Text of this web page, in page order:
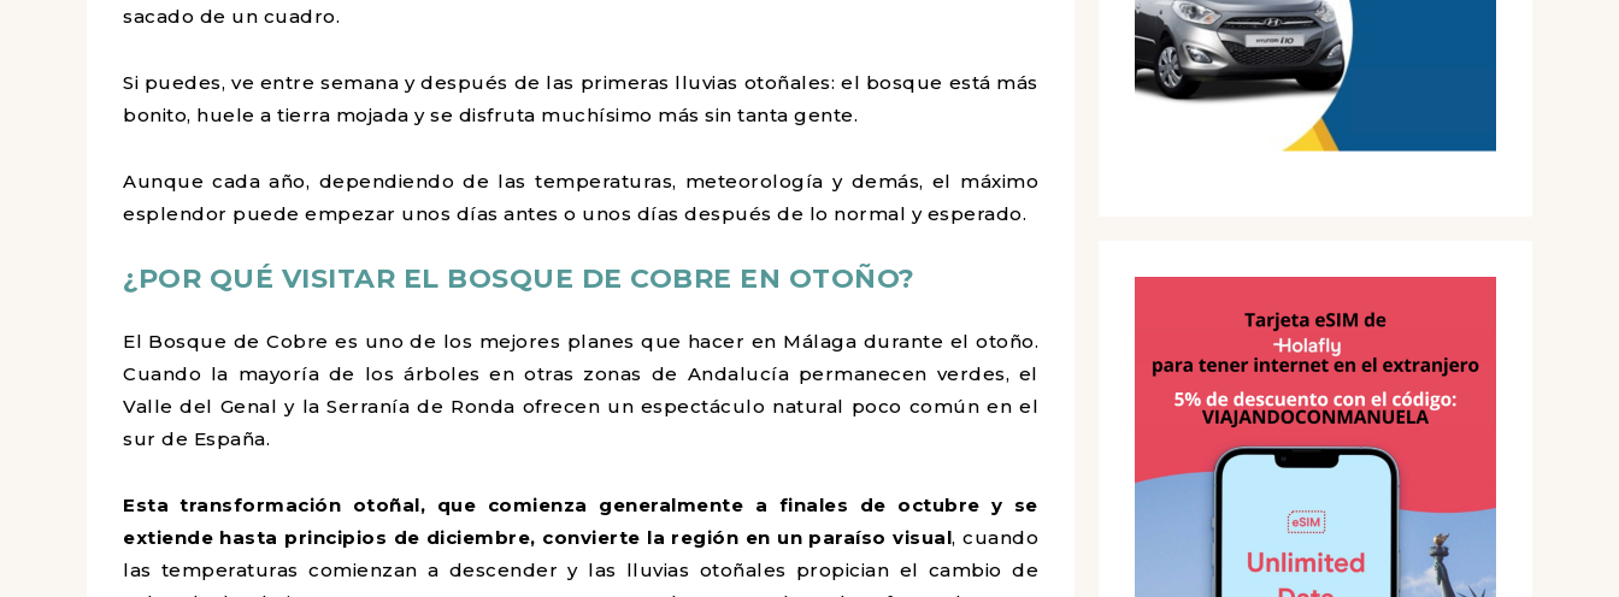
sacado de un cuadro.
Si puedes, ve entre semana y después de las primeras lluvias otoñales: el bosque está más
bonito, huele a tierra mojada y se disfruta muchísimo más sin tanta gente.
Aunque cada año, dependiendo de las temperaturas, meteorología y demás, el máximo
esplendor puede empezar unos días antes o unos días después de lo normal y esperado.
¿POR QUÉ VISITAR EL BOSQUE DE COBRE EN OTOÑO?
El Bosque de Cobre es uno de los mejores planes que hacer en Málaga durante el otoño.
Cuando la mayoría de los árboles en otras zonas de Andalucía permanecen verdes, el
Valle del Genal y la Serranía de Ronda ofrecen un espectáculo natural poco común en el
sur de España.
Esta transformación otoñal, que comienza generalmente a finales de octubre y se
extiende hasta principios de diciembre, convierte la región en un paraíso visual, cuando
las temperaturas comienzan a descender y las lluvias otoñales propician el cambio de